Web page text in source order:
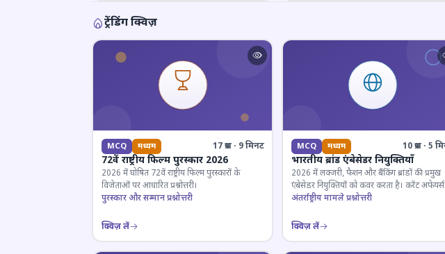
ट्रेंडिंग क्विज़
MCQ मध्यम 17 प्रश्न · 9 मिनट
72वें राष्ट्रीय फिल्म पुरस्कार 2026
2026 में घोषित 72वें राष्ट्रीय फिल्म पुरस्कारों के
विजेताओं पर आधारित प्रश्नोत्तरी।
पुरस्कार और सम्मान प्रश्नोत्तरी
क्विज़ लें
MCQ मध्यम 10 प्रश्न · 5
भारतीय ब्रांड एंबेसेडर नियुक्तियाँ
2026 में लक्जरी, फैशन और बैंकिंग ब्रांडों की प्रमुख
एंबेसेडर नियुक्तियों को कवर करता है। करेंट
लिए जरूरी।
अंतर्राष्ट्रीय मामले प्रश्नोत्तरी
क्विज़ लें